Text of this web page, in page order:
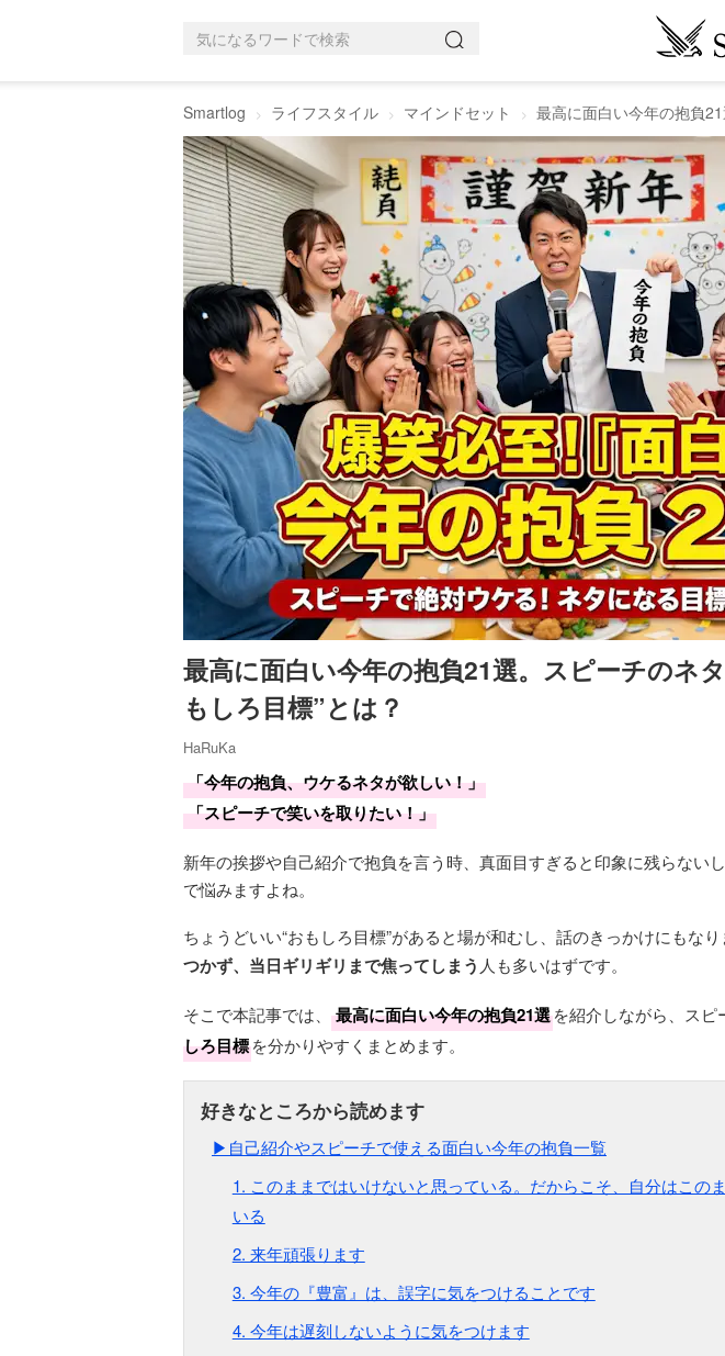
Smartlog ライフスタイル マインドセット 最高に面白い今年の抱負
最高に面白い今年の抱負21選。スピーチのネ
もしろ目標”とは？
HaRuKa
「今年の抱負、ウケるネタが欲しい！」
「スピーチで笑いを取りたい！」
新年の挨拶や自己紹介で抱負を言う時、真面目すぎると印象に残らない
で悩みますよね。
ちょうどいい“おもしろ目標”があると場が和むし、話のきっかけにもなり
つかず、当日ギリギリまで焦ってしまう 人も多いはずです。
そこで本記事では、 最高に面白い今年の抱負21選を紹介しながら、スピ
しろ目標を分かりやすくまとめます。
▶自己紹介やスピーチで使える面白い今年の抱負一覧
1. このままではいけないと思っている。だからこそ、自分はこの
いる
2. 来年頑張ります
3. 今年の『豊富』は、誤字に気をつけることです
4. 今年は遅刻しないように気をつけます